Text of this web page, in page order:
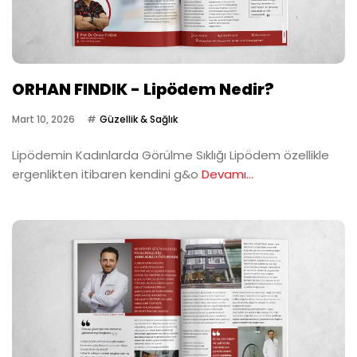
ORHAN FINDIK - Lipödem Nedir?
Mart 10, 2026 Güzellik & Sağlık
Lipödemin Kadınlarda Görülme Sıklığı Lipödem özellikle
ergenlikten itibaren kendini g&o Devamı...